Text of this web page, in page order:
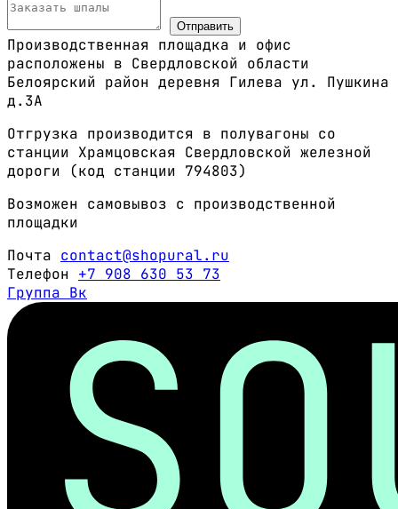
Отправить
Производственная площадка и офис
расположены в Свердловской области
Белоярский район деревня Гилева ул. Пушкина
д.3А
Отгрузка производится в полувагоны со
станции Храмцовская Свердловской железной
дороги (код станции 794803)
Возможен самовывоз с производственной
площадки
Почта contact@shopural.ru
Телефон +7 908 630 53 73
Группа Вк